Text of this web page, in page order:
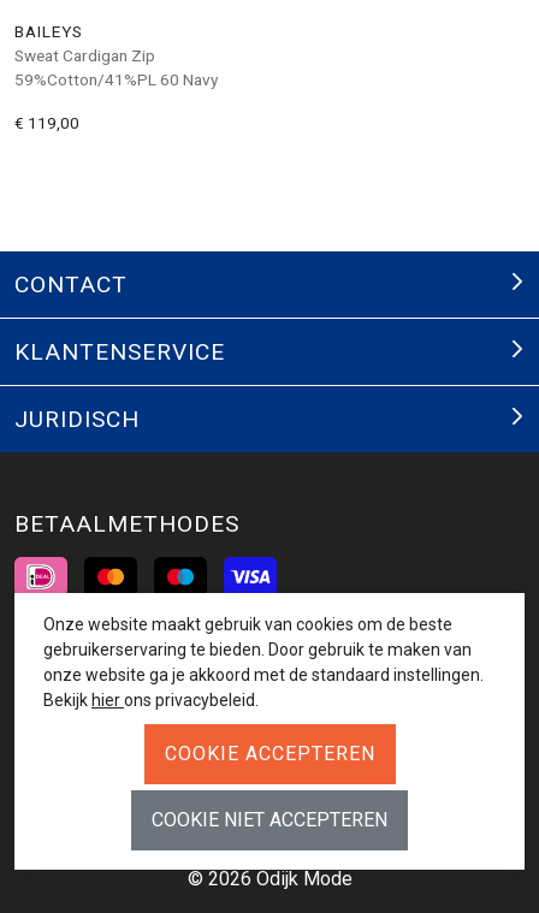
BAILEYS
Sweat Cardigan Zip
59%Cotton/41%PL 60 Navy
€ 119,00
CONTACT
KLANTENSERVICE
JURIDISCH
BETAALMETHODES
INSCHRIJVEN NIEUWSBRIEF
© 2026 Odijk Mode
Onze website maakt gebruik van cookies om de beste
gebruikerservaring te bieden. Door gebruik te maken van
onze website ga je akkoord met de standaard instellingen.
Bekijk hierons privacybeleid.